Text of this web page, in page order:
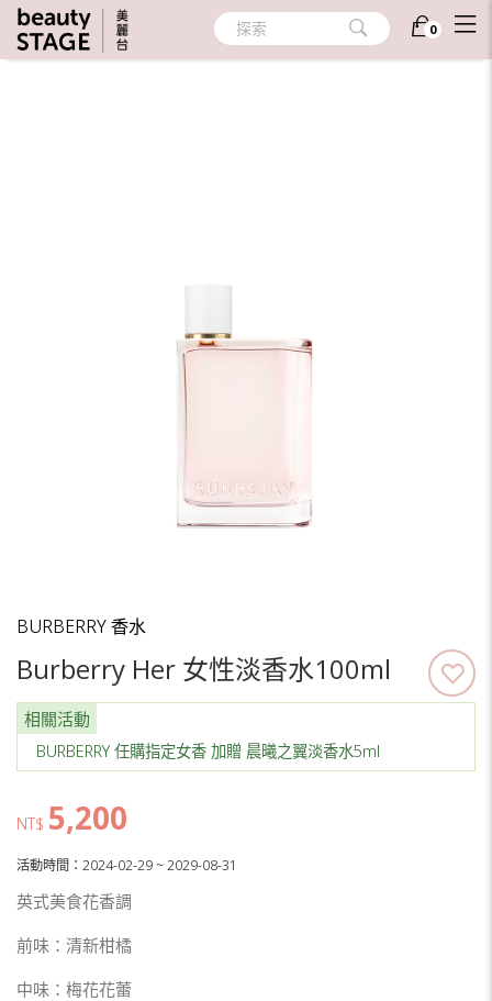
探索 0
首頁/ 香氛 / 隨身香氛
BURBERRY 香水
Burberry Her 女性淡香水100ml
相關活動
BURBERRY 任購指定女香 加贈 晨曦之翼淡香水5ml
NT$ 5,200
活動時間：2024-02-29 ~ 2029-08-31
英式美食花香調
前味：清新柑橘
中味：梅花花蕾